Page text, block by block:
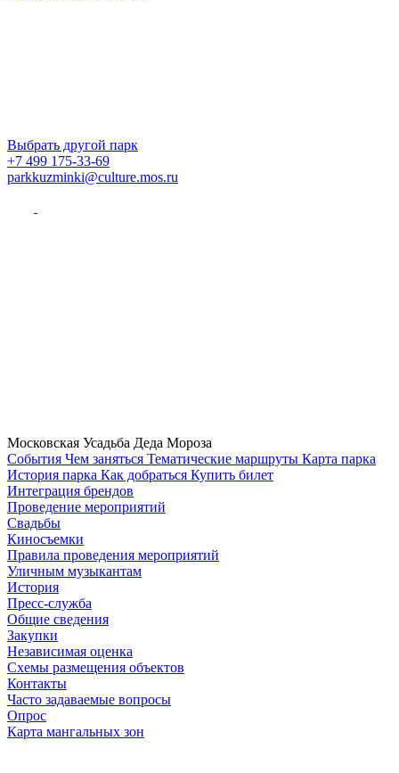
Выбрать другой парк
+7 499 175-33-69
parkkuzminki@culture.mos.ru
Московская Усадьба Деда Мороза
Cобытия Чем заняться Тематические маршруты Карта парка
История парка Как добраться Купить билет
Интеграция брендов
Проведение мероприятий
Свадьбы
Киносъемки
Правила проведения мероприятий
Уличным музыкантам
История
Пресс-служба
Общие сведения
Закупки
Независимая оценка
Схемы размещения объектов
Контакты
Часто задаваемые вопросы
Опрос
Карта мангальных зон